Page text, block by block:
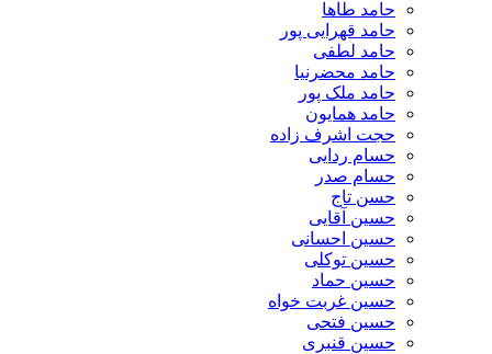
حامد طاها
حامد قهرایی پور
حامد لطفی
حامد محضرنیا
حامد ملک پور
حامد همایون
حجت اشرف زاده
حسام ردایی
حسام صدر
حسن تاج
حسین آقایی
حسین احسانی
حسین توکلی
حسین حماد
حسین غربت خواه
حسین فتحی
حسین قنبری